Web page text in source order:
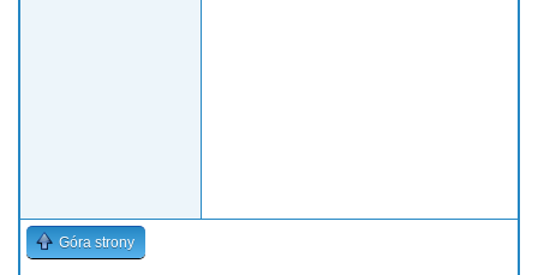
Góra strony